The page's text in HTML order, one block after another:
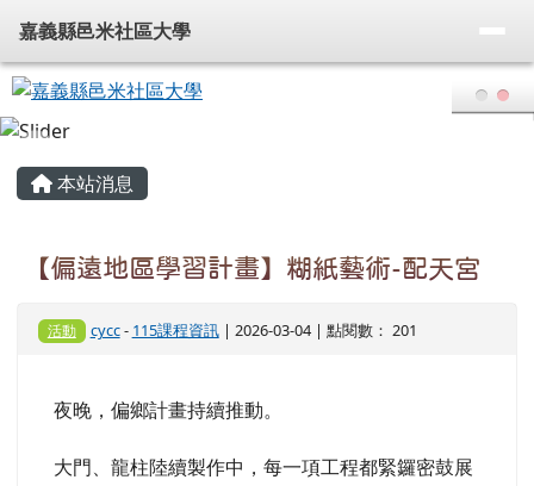
嘉義縣邑米社區大學
導覽列
嘉義縣邑米社區大學
主內容區域
本站消息
【偏遠地區學習計畫】糊紙藝術-配天宮
活動 cycc- 115課程資訊| 2026-03-04 | 點閱數： 201
夜晚，偏鄉計畫持續推動。
大門、龍柱陸續製作中，每一項工程都緊鑼密鼓展
頁尾區域